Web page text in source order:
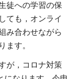
徒への学習の保
ても，オンライ
み合わせながら
ます。
が，コロナ対策